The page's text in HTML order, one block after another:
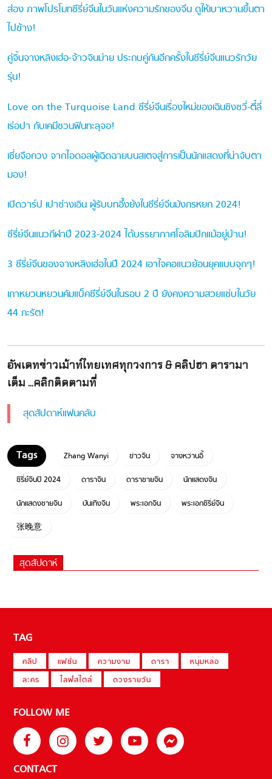
ส่อง ภาพโปรโมทซีรี่ย์จีนในวันแห่งความรักของจีน ดูให้เบาหวานขึ้นตา
ไปข้าง!
คู่จิ้นจางหลิงเฮ่อ-จ้าวจินม่าย ประกบคู่กันอีกครั้งในซีรี่ย์จีนแนวรักวัย
รุ่น!
Love on the Turquoise Land ซีรี่ย์จีนเรื่องใหม่ของเฉินซิงซวี่-ตี๋ลี่
เร่อปา กับเคมีชวนฟินทะลุจอ!
เซี่ยจือกวง จากไอดอลผู้เฉิดฉายบนสเตจสู่การเป็นนักแสดงที่น่าจับตา
มอง!
เปิดวาร์ป เปาซ่างเอิน ผู้รับบทอึ้งย้งในซีรี่ย์จีนมังกรหยก 2024!
ซีรี่ย์จีนแนวกีฬาปี 2023-2024 ได้บรรยากาศโอลิมปิกแม้อยู่บ้าน!
3 ซีรี่ย์จีนของจางหลิงเฮ่อในปี 2024 เอาใจคอแนวย้อนยุคแบบจุกๆ!
เกาหยวนหยวนคัมแบ็คซีรี่ย์จีนในรอบ 2 ปี ยังคงความสวยแซ่บในวัย
44 กะรัต!
อัพเดทข่าวเม้าท์ไทยเทศทุกวงการ & คลิปฮา ดารามา
เต็ม ...คลิกติดตามที่
สุดสัปดาห์แฟนคลับ
Zhang Wanyi ข่าวจีน
จางหว่านอี้
ซีรี่ย์จีนปี 2024
ดาราจีน ดาราชายจีน
นักแสดงจีน
นักแสดงชายจีน
บันเทิงจีน พระเอกจีน
พระเอกซีรี่ย์จีน
张晚意
สุดสัปดาห์
TAG
คลิป แฟชั่น ความงาม ดารา
หนุ่มหล่อ
ละคร
ไลฟ์สไตล์ ดวงรายวัน
FOLLOW ME
CONTACT